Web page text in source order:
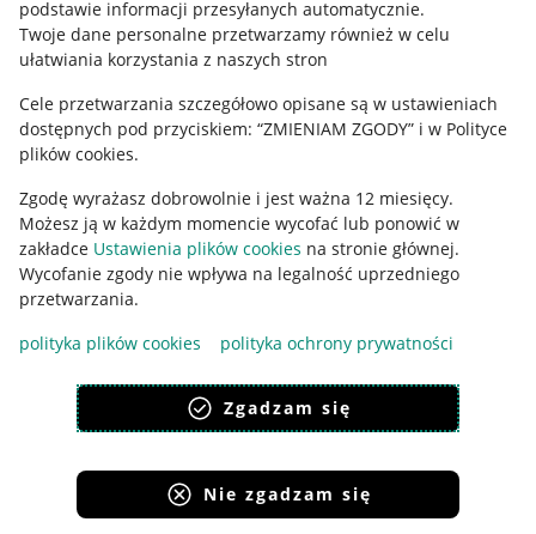
podstawie informacji przesyłanych automatycznie.
Twoje dane personalne przetwarzamy również w celu
ułatwiania korzystania z naszych stron
Cele przetwarzania szczegółowo opisane są w ustawieniach
dostępnych pod przyciskiem: “ZMIENIAM ZGODY” i w Polityce
plików cookies.
Zgodę wyrażasz dobrowolnie i jest ważna 12 miesięcy.
Możesz ją w każdym momencie wycofać lub ponowić w
zakładce Ustawienia plików cookies na stronie głównej.
Wycofanie zgody nie wpływa na legalność uprzedniego
przetwarzania.
polityka plików cookies
polityka ochrony prywatności
Zgadzam się
Nie zgadzam się
Polityka plików "cookies"
Ustawienia plików "cookies"
Udostępnianie lokalizacji
Informacje dla Aktu o Usługach Cyfrowych
Pobierz aplikację
Korzystanie z serwisu oznacza akceptacjęregulaminu